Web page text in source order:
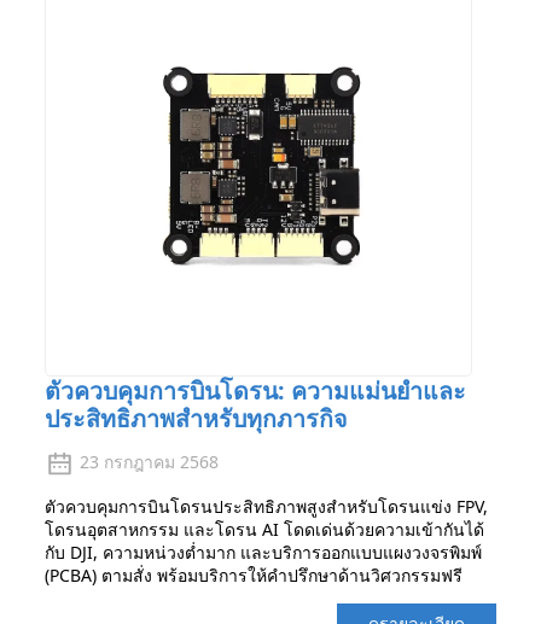
ตัวควบคุมการบินโดรน: ความแม่นยำและ
ประสิทธิภาพสำหรับทุกภารกิจ
23 กรกฎาคม 2568
ตัวควบคุมการบินโดรนประสิทธิภาพสูงสำหรับโดรนแข่ง FPV,
โดรนอุตสาหกรรม และโดรน AI โดดเด่นด้วยความเข้ากันได้
กับ DJI, ความหน่วงต่ำมาก และบริการออกแบบแผงวงจรพิมพ์
(PCBA) ตามสั่ง พร้อมบริการให้คำปรึกษาด้านวิศวกรรมฟรี